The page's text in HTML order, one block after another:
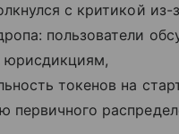
с критикой из-
пользователи
юрисдикциям,
токенов на
первичного